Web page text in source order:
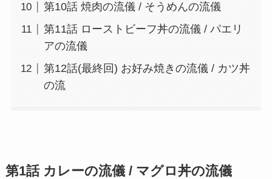
第10話 焼肉の流儀 / そうめんの流儀
第11話 ローストビーフ丼の流儀 / パエリ
アの流儀
第12話(最終回) お好み焼きの流儀 / カツ丼
の流
第1話 カレーの流儀 / マグロ丼の流儀